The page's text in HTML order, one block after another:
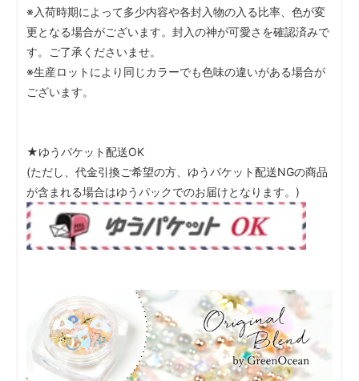
※入荷時期によって多少内容や各封入物の入る比率、色が変
更となる場合がございます。封入の神が可愛さを確認済みで
す。ご了承くださいませ。
※生産ロットにより同じカラーでも色味の違いがある場合が
ございます。
★ゆうパケット配送OK
(ただし、代金引換ご希望の方、ゆうパケット配送NGの商品
が含まれる場合はゆうパックでのお届けとなります。)